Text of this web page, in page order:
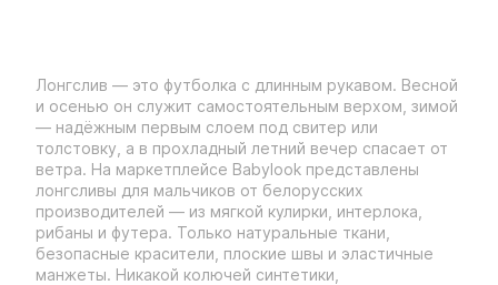
Лонгслив — это футболка с длинным рукавом. Весной
и осенью он служит самостоятельным верхом, зимой
— надёжным первым слоем под свитер или
толстовку, а в прохладный летний вечер спасает от
ветра. На маркетплейсе Babylook представлены
лонгсливы для мальчиков от белорусских
производителей — из мягкой кулирки, интерлока,
рибаны и футера. Только натуральные ткани,
безопасные красители, плоские швы и эластичные
манжеты. Никакой колючей синтетики,